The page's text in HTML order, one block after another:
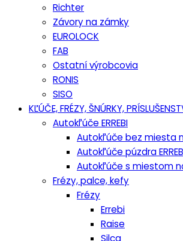
Richter
Závory na zámky
EUROLOCK
FAB
Ostatní výrobcovia
RONIS
SISO
KĽÚČE, FRÉZY, ŠNÚRKY,
Autokľúče ERREBI
Autokľúče bez miesta
Autokľúče púzdra
Autokľúče s miestom
Frézy, palce, kefy
Frézy
Errebi
Raise
Silca